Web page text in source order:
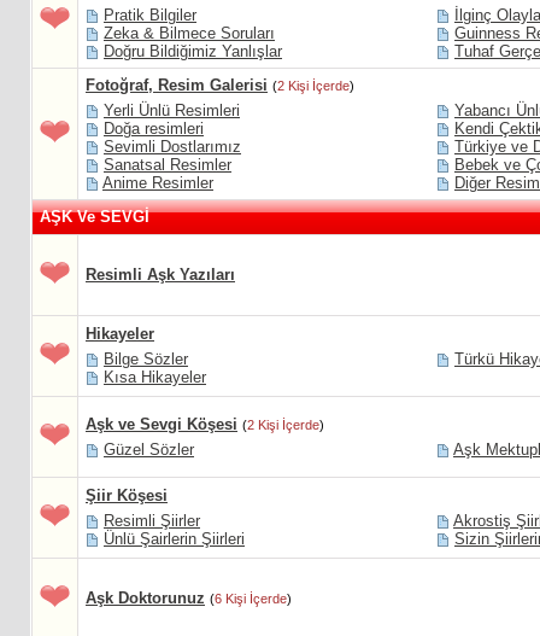
Pratik Bilgiler
İlginç
Zeka & Bilmece Soruları
Guinness
Doğru Bildiğimiz Yanlışlar
Tuhaf
Fotoğraf, Resim Galerisi (2 Kişi İçerde)
Yerli Ünlü Resimleri
Yabancı
Doğa resimleri
Kendi
Sevimli Dostlarımız
Türkiye ve
Sanatsal Resimler
Bebek ve
Anime Resimler
Diğer
AŞK Ve SEVGİ
Resimli Aşk Yazıları
Hikayeler
Bilge Sözler
Türkü
Kısa Hikayeler
Aşk ve Sevgi Köşesi (2 Kişi İçerde)
Güzel Sözler Aşk
Şiir Köşesi
Resimli Şiirler
Akrostiş
Ünlü Şairlerin Şiirleri
Sizin
Aşk Doktorunuz (6 Kişi İçerde)